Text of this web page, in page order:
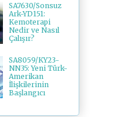
SA7630/Sonsuz
Ark-YD151:
Kemoterapi
Nedir ve Nasıl
Çalışır?
SA8059/KY23-
NN35: Yeni Türk-
Amerikan
İlişkilerinin
Başlangıcı